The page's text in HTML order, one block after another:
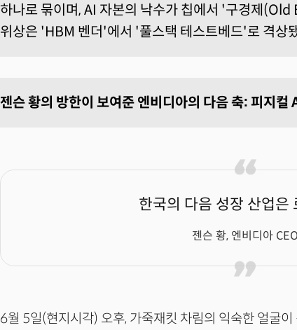
하나로 묶이며, AI 자본의 낙수가 칩에서 '구경제
위상은 'HBM 벤더'에서 '풀스택 테스트베드'로 격상
젠슨 황의 방한이 보여준 엔비디아의 다음 축: 피지컬
한국의 다음 성장 산업은
젠슨 황, 엔비디아 CEO
6월 5일(현지시각) 오후, 가죽재킷 차림의 익숙한 얼굴